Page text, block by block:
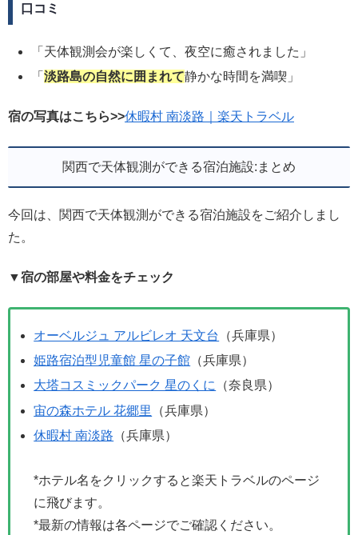
口コミ
「天体観測会が楽しくて、夜空に癒されました」
「淡路島の自然に囲まれて静かな時間を満喫」
宿の写真はこちら>>休暇村 南淡路｜楽天トラベル
関西で天体観測ができる宿泊施設:まとめ
今回は、関西で天体観測ができる宿泊施設をご紹介しまし
た。
▼宿の部屋や料金をチェック
オーベルジュ アルビレオ 天文台
（兵庫県）
姫路宿泊型児童館 星の子館 （兵庫県）
大塔コスミックパーク 星のくに
（奈良県）
宙の森ホテル 花郷里
（兵庫県）
休暇村 南淡路 （兵庫県）
*ホテル名をクリックすると楽天トラベルのページ
に飛びます。
*最新の情報は各ページでご確認ください。